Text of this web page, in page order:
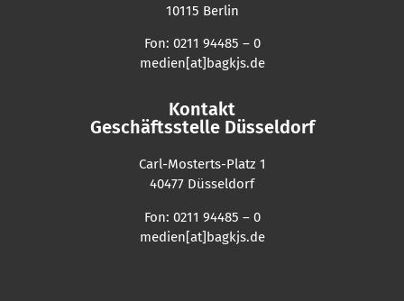
Kontakt
Geschäftsstelle Düsseldorf
Carl-Mosterts-Platz 1
40477 Düsseldorf
Fon: 0211 94485 – 0
medien[at]bagkjs.de
10115 Berlin
Fon: 0211 94485 – 0
medien[at]bagkjs.de